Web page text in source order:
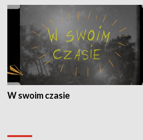
W swoim czasie